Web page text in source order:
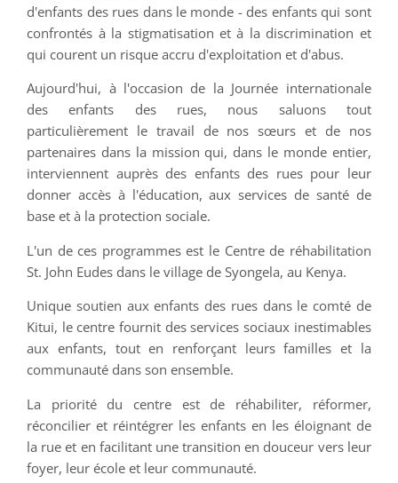
d'enfants des rues dans le monde - des enfants qui sont
confrontés à la stigmatisation et à la discrimination et
qui courent un risque accru d'exploitation et d'abus.
Aujourd'hui, à l'occasion de la Journée internationale
des enfants des rues, nous saluons tout
particulièrement le travail de nos sœurs et de nos
partenaires dans la mission qui, dans le monde entier,
interviennent auprès des enfants des rues pour leur
donner accès à l'éducation, aux services de santé de
base et à la protection sociale.
L'un de ces programmes est le Centre de réhabilitation
St. John Eudes dans le village de Syongela, au Kenya.
Unique soutien aux enfants des rues dans le comté de
Kitui, le centre fournit des services sociaux inestimables
aux enfants, tout en renforçant leurs familles et la
communauté dans son ensemble.
La priorité du centre est de réhabiliter, réformer,
réconcilier et réintégrer les enfants en les éloignant de
la rue et en facilitant une transition en douceur vers leur
foyer, leur école et leur communauté.